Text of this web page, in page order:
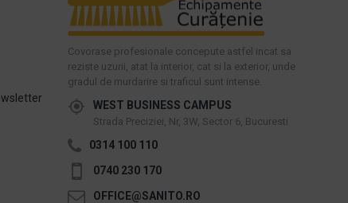
Covorase profesionale concepute astfel incat sa
reziste uzurii, atat la interior, cat si la exterior, unde
gradul de murdarire si traficul sunt intense.
WEST BUSINESS CAMPUS
Strada Preciziei, Nr, 3W, Sector 6, Bucuresti
0314 100 110
0740 230 170
OFFICE@SANITO.RO